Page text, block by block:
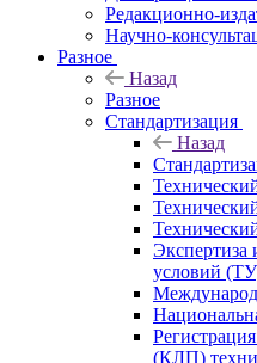
Редакционно-
Научно-
Разное
Назад
Разное
Стандартизация
Назад
Экспертиза
условий
(КЛП)